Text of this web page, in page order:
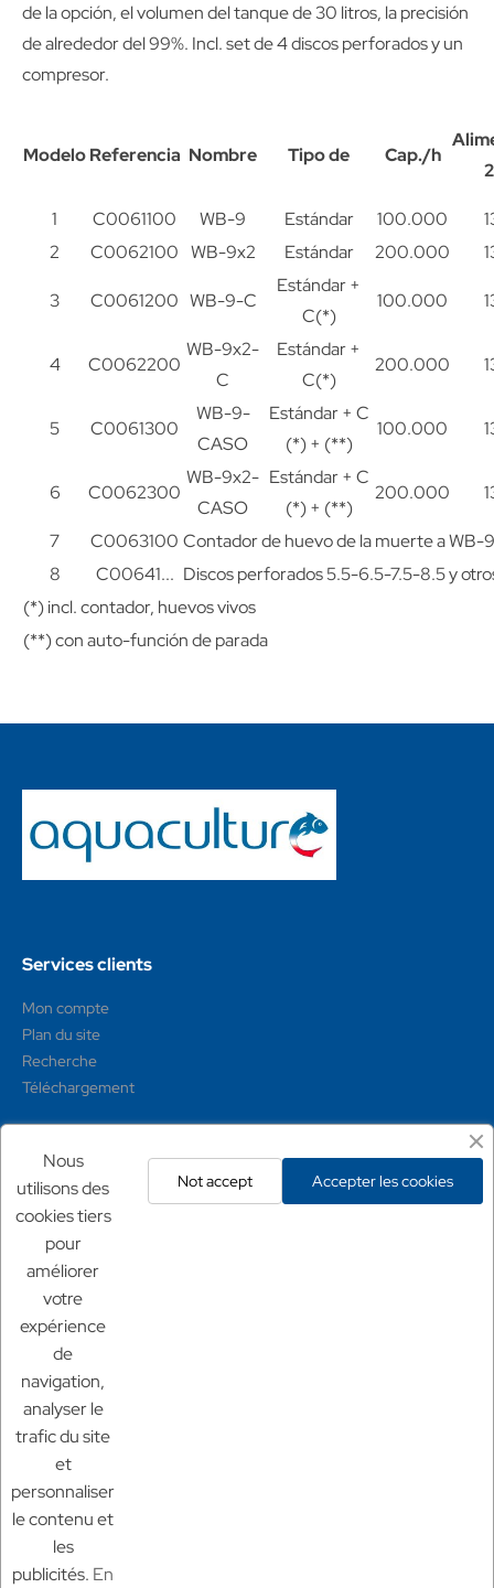
de la opción, el volumen del tanque de 30 litros, la precisión
de alrededor del 99%. Incl. set de 4 discos perforados y un
compresor.
ModeloReferencia Nombre Tipo de Cap./h
1 C0061100 WB-9 Estándar 100.000
2
C0062100 WB-9x2 Estándar 200.000
3 C0061200 WB-9-C
Estándar +
C(*)
100.000
4 C0062200
WB-9x2-
C
Estándar +
C(*)
200.000
5 C0061300
WB-9-
CASO
Estándar + C
(*) + (**)
100.000
6 C0062300
WB-9x2-
CASO
Estándar + C
(*) + (**)
200.000
7 C0063100 Contador de huevo de la muerte a WB-9
8
C00641... Discos perforados 5.5-6.5-7.5-8.5 y
(*) incl. contador, huevos vivos
(**) con auto-función de parada
Services clients
Mon compte
Plan du site
Recherche
Téléchargement
Conditions générales
Mentions légales
Politique de confidentialité
Politique de retour
Nos sites
Chf Aquaculture
Chf Aquarium
Aquaculture France
Nous
utilisons des
cookies tiers
pour
améliorer
votre
expérience
de
navigation,
analyser le
trafic du site
et
personnaliser
le contenu et
les
publicités. En
Accepter les cookies
Not accept